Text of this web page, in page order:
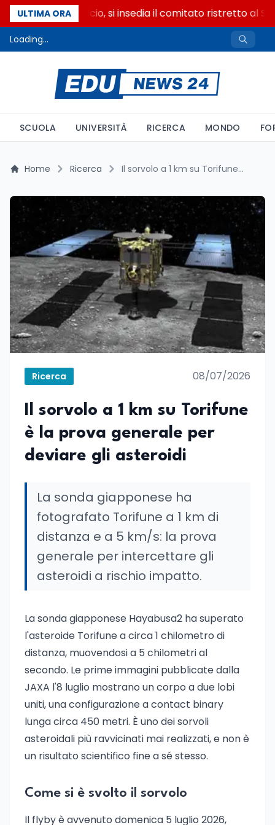
ULTIMA ORA
Riforma del calcio, si insedia il comitato ristretto al
Loading...
SCUOLA UNIVERSITÀ RICERCA MONDO
Home Ricerca Il sorvolo a 1 km su Torifune è la prova generale per deviare gli asteroidi
Ricerca 08/07/2026
Il sorvolo a 1 km su Torifune
è la prova generale per
deviare gli asteroidi
La sonda giapponese ha
fotografato Torifune a 1 km di
distanza e a 5 km/s: la prova
generale per intercettare gli
asteroidi a rischio impatto.
La sonda giapponese Hayabusa2 ha superato
l'asteroide Torifune a circa 1 chilometro di
distanza, muovendosi a 5 chilometri al
secondo. Le prime immagini pubblicate dalla
JAXA l'8 luglio mostrano un corpo a due lobi
uniti, una configurazione a contact binary
lunga circa 450 metri. È uno dei sorvoli
asteroidali più ravvicinati mai realizzati, e non è
un risultato scientifico fine a sé stesso.
Come si è svolto il sorvolo
Il flyby è avvenuto domenica 5 luglio 2026,